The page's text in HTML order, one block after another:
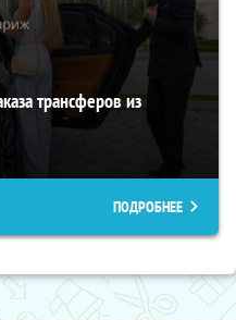
трансферов из
ПОДРОБНЕЕ